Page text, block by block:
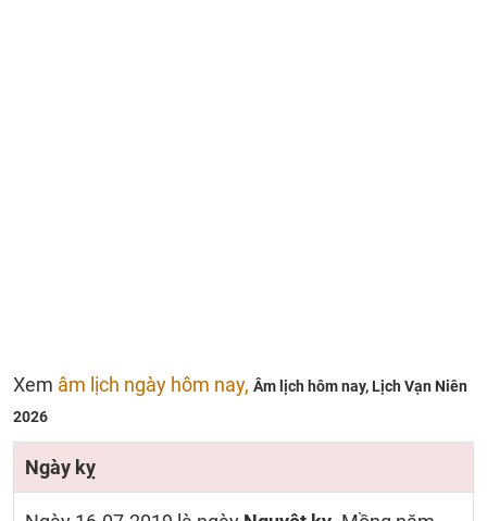
Xem âm lịch ngày hôm nay, Âm lịch hôm nay, Lịch Vạn Niên
2026
Ngày kỵ